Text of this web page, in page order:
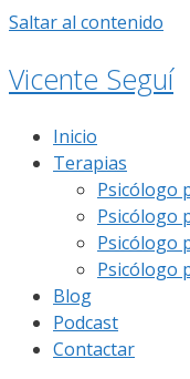
Saltar al contenido
Vicente Seguí
Inicio
Terapias
Psicólogo
Psicólogo
Psicólogo
Psicólogo
Blog
Podcast
Contactar